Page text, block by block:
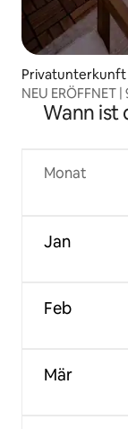
Privatunterkunft
NEU
alleinigen
Kostenlose
Skytree-Station
Wann ist
Monat
Jan
Feb
Mär